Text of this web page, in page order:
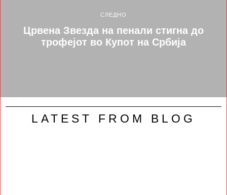
СЛЕДНО
Црвена Звезда на пенали стигна до
трофејот во Купот на Србија
LATEST FROM BLOG